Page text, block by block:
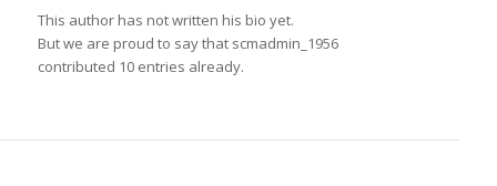
This author has not written his bio yet.
But we are proud to say that scmadmin_1956
contributed 10 entries already.